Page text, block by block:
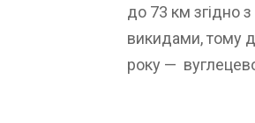
до 73 км згідно
викидами, тому
року —